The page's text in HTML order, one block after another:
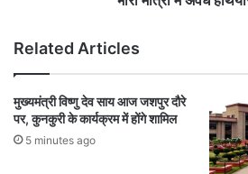
र्भ
र
र
त
का
ब
ड़ी
र्र
ई
Related Articles
मुख्यमंत्री विष्णु देव साय आज जशपुर दौरे
पर, कुनकुरी के कार्यक्रम में होंगे शामिल
5 minutes ago